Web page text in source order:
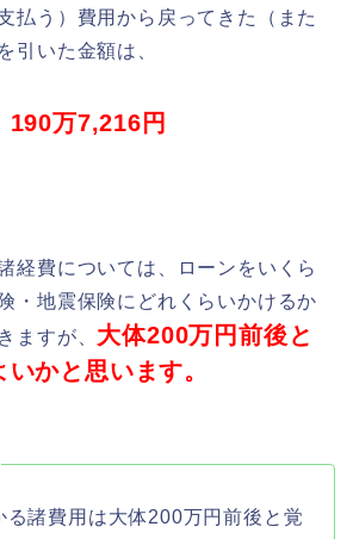
払う）費用から戻ってきた（また
引いた金額は、
万7,216円
経費については、ローンをいくら
・地震保険にどれくらいかけるか
ますが、 大体200万円前後と
かと思います。
る諸費用は大体200万円前後と覚